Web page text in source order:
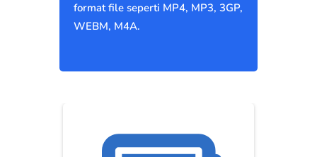
format file seperti MP4, MP3, 3GP,
WEBM, M4A.